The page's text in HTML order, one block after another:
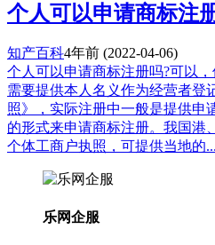
个人可以申请商标注
知产百科4年前 (2022-04-06)
个人可以申请商标注册吗?可以
需要提供本人名义作为经营者登
照》，实际注册中一般是提供申
的形式来申请商标注册。我国港
个体工商户执照，可提供当地的...
乐网企服